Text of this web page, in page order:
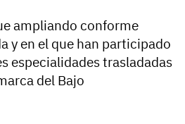
ampliando conforme
y en el que han participado
especialidades trasladadas
del Bajo